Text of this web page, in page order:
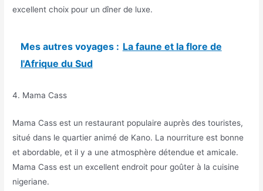
excellent choix pour un dîner de luxe.
Mes autres voyages : La faune et la flore de
l'Afrique du Sud
4. Mama Cass
Mama Cass est un restaurant populaire auprès des touristes,
situé dans le quartier animé de Kano. La nourriture est bonne
et abordable, et il y a une atmosphère détendue et amicale.
Mama Cass est un excellent endroit pour goûter à la cuisine
nigeriane.